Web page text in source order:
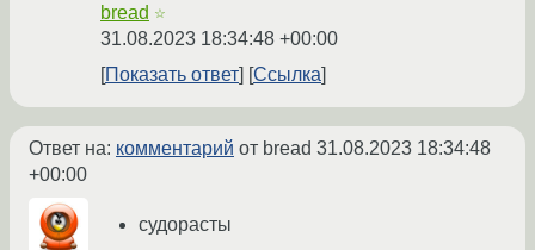
bread ☆
31.08.2023 18:34:48 +00:00
Показать ответ
Ссылка
Ответ на: комментарий от bread 31.08.2023 18:34:48
+00:00
судорасты